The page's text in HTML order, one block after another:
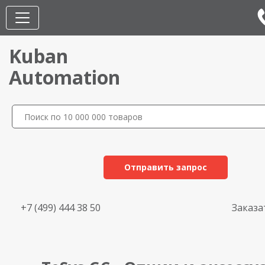
Kuban
Automation
Отправить запрос
+7 (499) 444 38 50